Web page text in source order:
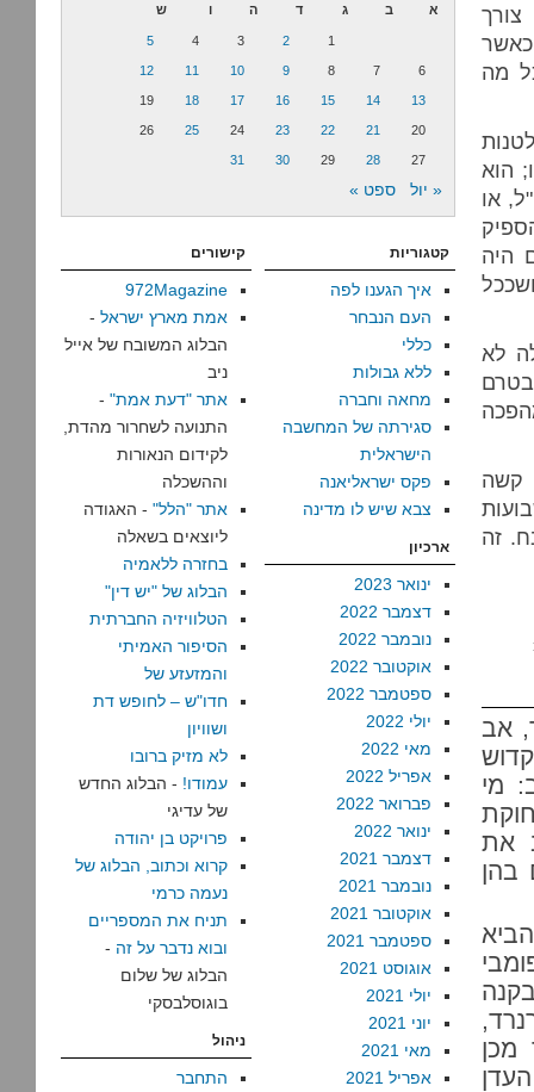
מה
הוא
או
היה
לא
בטרם
למהפכה
קשה
זה
על
ומסע
הצלב
לבינת
ג'בל
אב
מי
את
בהן
מכן
א ב ג ד ה ו ש
1
2
3
4
5
6
7
8
9
10
11
12
13
14
15
16
17
18
19
20
21
22
23
24
25
26
27
28
29
30
31
« יול ספט »
קטגוריות
איך הגענו לפה
העם הנבחר
כללי
ללא גבולות
מחאה וחברה
סגירתה של המחשבה
הישראלית
פקס ישראליאנה
צבא שיש לו מדינה
ארכיון
ינואר 2023
דצמבר 2022
נובמבר 2022
אוקטובר 2022
ספטמבר 2022
יולי 2022
מאי 2022
אפריל 2022
פברואר 2022
ינואר 2022
דצמבר 2021
נובמבר 2021
אוקטובר 2021
ספטמבר 2021
אוגוסט 2021
יולי 2021
יוני 2021
מאי 2021
אפריל 2021
קישורים
972Magazine
אמת מארץ ישראל -
הבלוג המשובח של אייל
ניב
אתר "דעת אמת" -
התנועה לשחרור מהדת,
לקידום הנאורות
וההשכלה
אתר "הלל" - האגודה
ליוצאים בשאלה
בחזרה ללאמיה
הבלוג של "יש דין"
הטלוויזיה החברתית
הסיפור האמיתי
והמזעזע של
חדו"ש – לחופש דת
ושוויון
לא מזיק ברובו
עמודו! - הבלוג החדש
של עדיגי
פרויקט בן יהודה
קרוא וכתוב, הבלוג של
נעמה כרמי
תניח את המספריים
ובוא נדבר על זה -
הבלוג של שלום
בוגוסלבסקי
ניהול
התחבר